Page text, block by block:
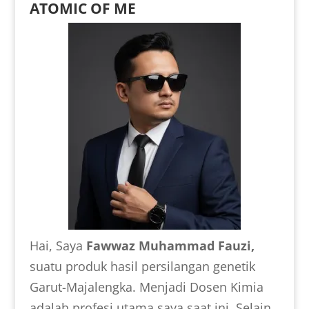
ATOMIC OF ME
Hai, Saya Fawwaz Muhammad Fauzi,
suatu produk hasil persilangan genetik
Garut-Majalengka. Menjadi Dosen Kimia